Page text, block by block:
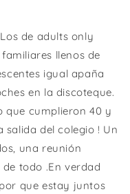
de adults only
llenos de
igual apaña
en la discoteque.
que cumplieron 40 y
del colegio ! Un
una reunión
todo .En verdad
que estay juntos